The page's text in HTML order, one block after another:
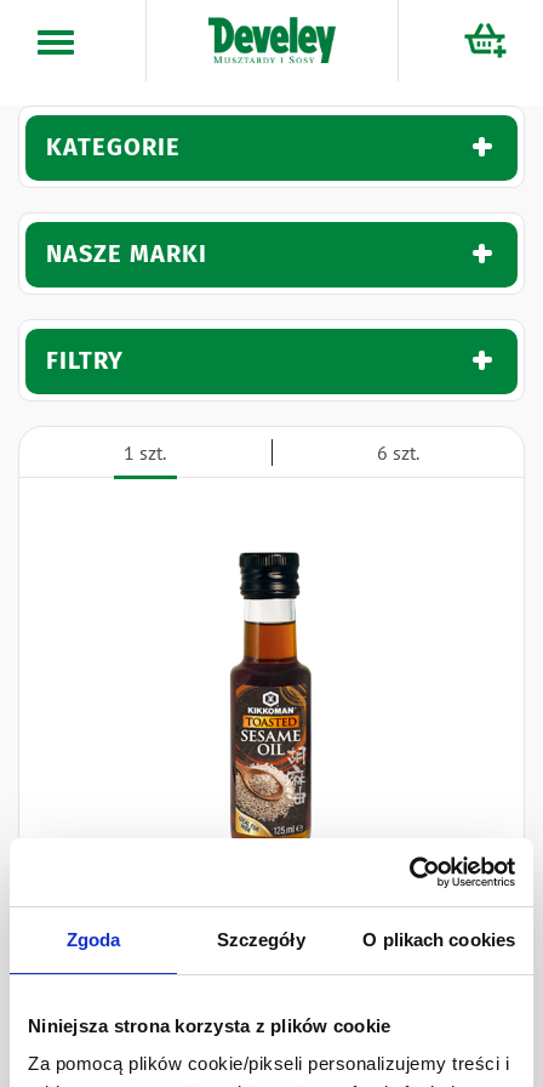
Zgoda Szczegóły O plikach cookies
Niniejsza strona korzysta z plików cookie
Za pomocą plików cookie/pikseli personalizujemy treści i
KATEGORIE
NASZE MARKI
FILTRY
Kikkoman Olej sezamowy
13,99 zł
1 szt. 6 szt.
+
-